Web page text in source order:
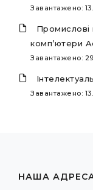
Завантажено:
Промислові
комп’ютери
Завантажено:
Завантажено:
НАША